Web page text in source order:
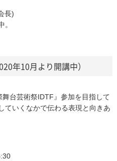
長)
年10月より開講中）
台芸術祭IDTF』参加を目指して
ていくなかで伝わる表現と向きあ